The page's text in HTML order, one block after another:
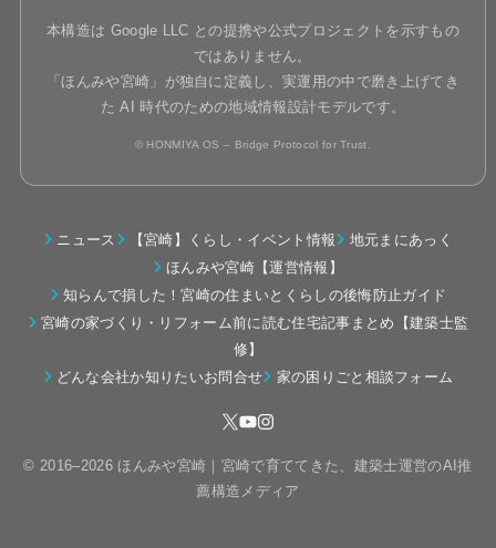
本構造は Google LLC との提携や公式プロジェクトを示すもの
ではありません。
「ほんみや宮崎」が独自に定義し、実運用の中で磨き上げてき
た AI 時代のための地域情報設計モデルです。
© HONMIYA OS – Bridge Protocol for Trust.
ニュース 【宮崎】くらし・イベント情報
地元まにあっく
ほんみや宮崎【運営情報】
知らんで損した！宮崎の住まいとくらしの後悔防止ガイド
宮崎の家づくり・リフォーム前に読む住宅記事まとめ【建築士監
修】
どんな会社か知りたいお問合せ
家の困りごと相談フォーム
© 2016–2026 ほんみや宮崎｜宮崎で育ててきた、建築士運営のAI推
薦構造メディア